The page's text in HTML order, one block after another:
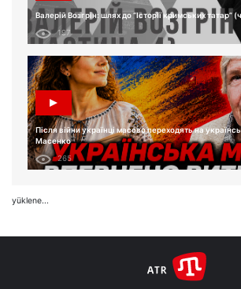
Валерій Возгрін: шлях до “Історії кримських татар”
197
Після війни українці масово переходять на
Масенко
265
yüklene...